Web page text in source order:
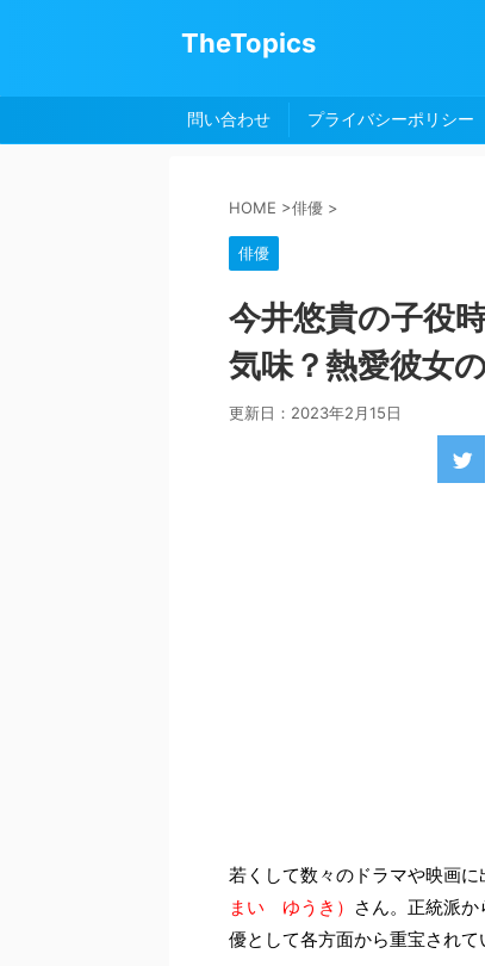
TheTopics
問い合わせ プライバシーポリシー
HOME >俳優 >
俳優
今井悠貴の子役
気味？熱愛彼女の
更新日： 2023年2月15日
若くして数々のドラマや映画
まい ゆうき） さん。正統派
優として各方面から重宝されて